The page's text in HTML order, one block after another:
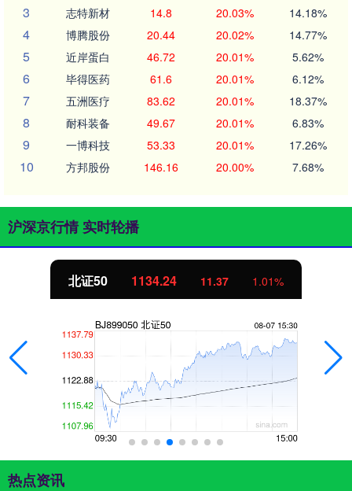
3 志特新材 14.8 20.03% 14.18%
4 博腾股份 20.44 20.02% 14.77%
5 近岸蛋白 46.72 20.01% 5.62%
6 毕得医药 61.6 20.01% 6.12%
7 五洲医疗 83.62 20.01% 18.37%
8 耐科装备 49.67 20.01% 6.83%
9 一博科技 53.33 20.01% 17.26%
10 方邦股份 146.16 20.00% 7.68%
沪深京行情 实时轮播
北证50 1134.24 11.37 1.01%
热点资讯